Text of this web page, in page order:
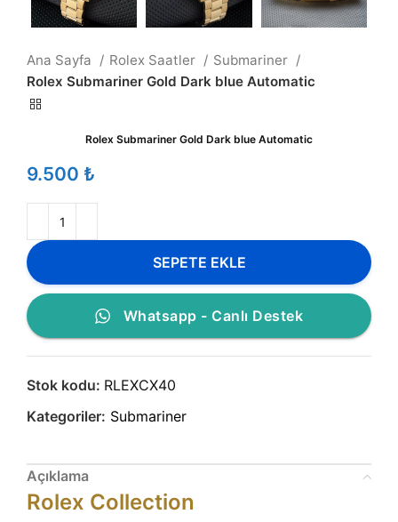
Ana Sayfa Rolex Saatler
Submariner
Rolex Submariner Gold Dark blue Automatic
Rolex Submariner Gold Dark blue Automatic
₺
SEPETE EKLE
Whatsapp - Canlı Destek
Stok kodu: RLEXCX40
Kategoriler: Submariner
Açıklama
Rolex Collection